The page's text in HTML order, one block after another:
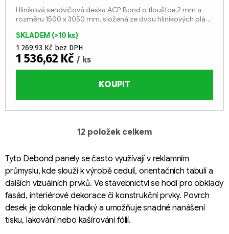
SKLADEM (>10 ks)
1 269,93 Kč bez DPH
1 536,62 Kč / ks
KOUPIT
Hliníková sendvičová deska ACP Bond o tloušťce 2 mm a
rozměru 1500 x 3050 mm, složená ze dvou hliníkových plátů
oheň...
l
á
d
a
c
í
p
12 položek celkem
Tyto Debond panely se často využívají v reklamním
průmyslu, kde slouží k výrobě cedulí, orientačních tabulí a
dalších vizuálních prvků. Ve stavebnictví se hodí pro obklady
fasád, interiérové dekorace či konstrukční prvky. Povrch
desek je dokonale hladký a umožňuje snadné nanášení
tisku, lakování nebo kašírování fólií.